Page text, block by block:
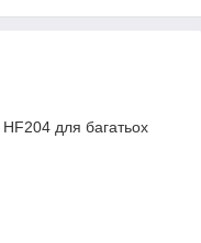
для багатьох